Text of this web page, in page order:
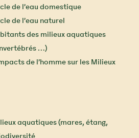
de l’eau domestique
de l’eau naturel
des milieux aquatiques
…)
de l’homme sur les Milieux
aquatiques (mares, étang,